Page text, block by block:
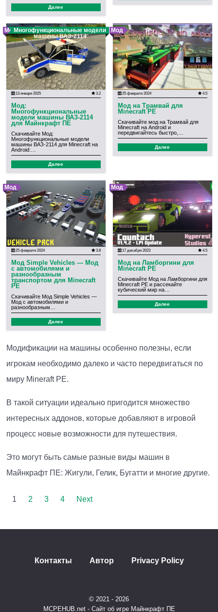
Далее
МодМногофункциональные модели
машины ВАЗ-2114
13 января 2025 3.2
Мод:
Многофункциональные
модели машины ВАЗ-2114
для Майнкрафт ПЕ
Скачивайте Мод:
Многофункциональные модели
машины ВАЗ-2114 для Minecraft на
Android:…
Далее
Мод
25 февраля 2024 4.5
Мод на Трамвай для
Minecraft PE
Скачивайте мод на Трамвай для
Minecraft на Android и
передвигайтесь быстро,…
Далее
Мод
25 февраля 2024 3.8
Мод Simple Vehicles — Мод
с автомобилями и
разнообразным
транспортом для Minecraft
PE
Скачивайте Мод Simple Vehicles —
Мод с автомобилями и
разнообразным…
Далее
Мод
17 декабря 2023 4.5
Мод на Ламборгини для
Minecraft PE
Скачивайте Мод на Ламборгини для
Minecraft PE и рассекайте
кубический мир на…
Далее
Модификации на машины особенно полезны, если
игрокам необходимо далеко и часто передвигаться по
миру Mineraft PE.
В такой ситуации идеально пригодится множество
интересных аддонов, которые добавляют в игровой
процесс новые возможности для путешествия.
Это могут быть самые разные виды машин в
Майнкрафт ПЕ: Жигули, Гелик, Бугатти и многие другие.
1 2 3 4 Next
Контакты Автор Privacy Policy
© 2021 - 2026
MCPEHUB.net - Сайт об игре Майнкрафт ПЕ